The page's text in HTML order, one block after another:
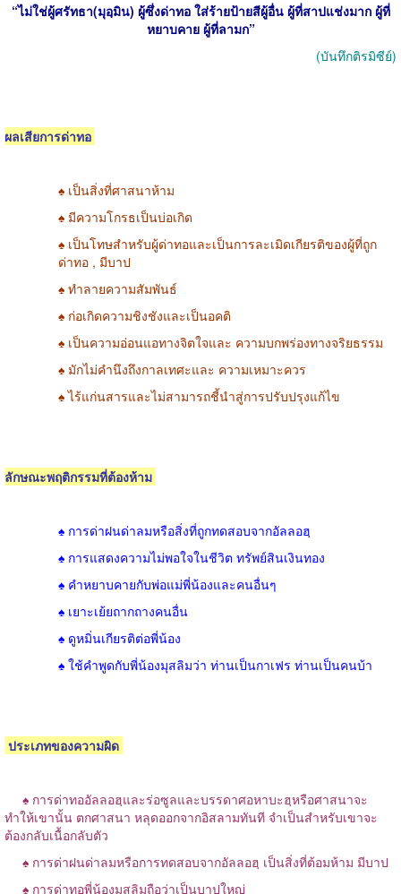
“ไม่ใช่ผู้ศรัทธา(มุอฺมิน) ผู้ซึ่งด่าทอ ใส่ร้ายป้ายสีผู้อื่น ผู้ที่สาปแช่งมาก ผู้ที่
หยาบคาย ผู้ที่ลามก”
(บันทึกติรมิซีย์)
ผลเสียการด่าทอ
♠ เป็นสิ่งที่ศาสนาห้าม
♠ มีความโกรธเป็นบ่อเกิด
♠ เป็นโทษสำหรับผู้ด่าทอและเป็นการละเมิดเกียรติของผู้ที่ถูก
ด่าทอ , มีบาป
♠ ทำลายความสัมพันธ์
♠ ก่อเกิดความชิงชังและเป็นอคติ
♠ เป็นความอ่อนแอทางจิตใจและ ความบกพร่องทางจริยธรรม
♠ มักไม่คำนึงถึงกาลเทศะและ ความเหมาะควร
♠ ไร้แก่นสารและไม่สามารถชี้นำสู่การปรับปรุงแก้ไข
ลักษณะพฤติกรรมที่ต้องห้าม
♠ การด่าฝนด่าลมหรือสิ่งที่ถูกทดสอบจากอัลลอฮฺ
♠ การแสดงความไม่พอใจในชีวิต ทรัพย์สินเงินทอง
♠ คำหยาบคายกับพ่อแม่พี่น้องและคนอื่นๆ
♠ เยาะเย้ยถากถางคนอื่น
♠ ดูหมิ่นเกียรติต่อพี่น้อง
♠ ใช้คำพูดกับพี่น้องมุสลิมว่า ท่านเป็นกาเฟร ท่านเป็นคนบ้า
ประเภทของความผิด
♠ การด่าทออัลลอฮฺและร่อซูลและบรรดาศอหาบะฮฺหรือศาสนาจะ
ทำให้เขานั้น ตกศาสนา หลุดออกจากอิสลามทันที จำเป็นสำหรับเขาจะ
ต้องกลับเนื้อกลับตัว
♠ การด่าฝนด่าลมหรือการทดสอบจากอัลลอฮฺ เป็นสิ่งที่ต้อมห้าม มีบาป
♠ การด่าทอพี่น้องมุสลิมถือว่าเป็นบาปใหญ่